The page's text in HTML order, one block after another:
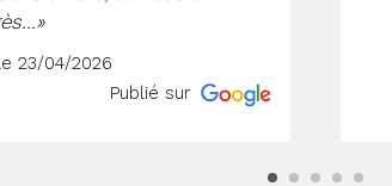
23/04/2026
Publié sur